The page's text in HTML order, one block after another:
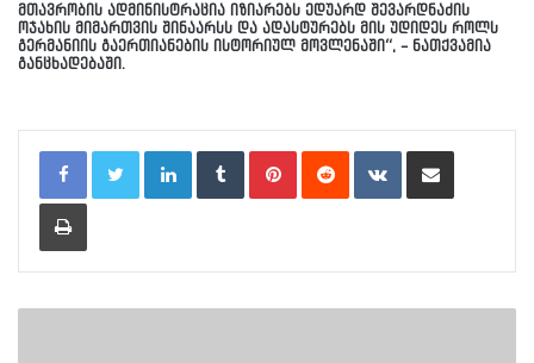
მთავრობის ადმინისტრაცია იზიარებს ედუარდ შევარდნაძის
ოჯახის მიმართვის შინაარსს და ადასტურებს მის უდიდეს როლს
გერმანიის გაერთიანების ისტორიულ მოვლენაში“, – ნათქვამია
განცხადებაში.
LinkedInTumblr PinterestReddit VKontakteShare via Email
Print